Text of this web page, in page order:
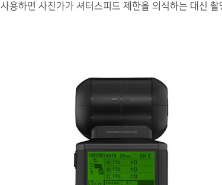
사용하면 사진가가 셔터스피드 제한을 의식하는 대신